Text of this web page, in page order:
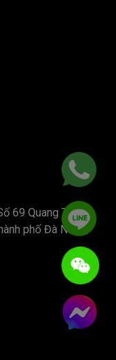
69 Quang Trung,
phố Đà Nẵng,